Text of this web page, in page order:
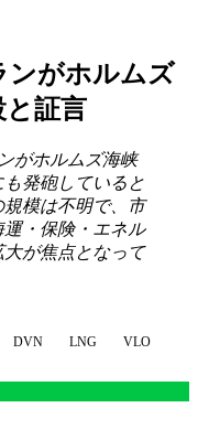
ンがホルムズ
と証言
がホルムズ海峡
発砲していると
模は不明で、市
・保険・エネル
が焦点となって
DVN LNG
VLO